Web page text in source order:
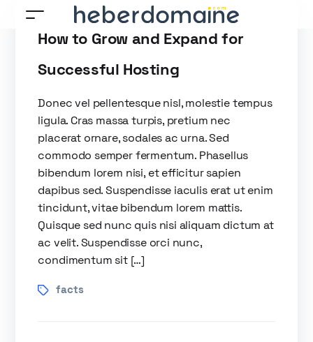
How to Grow and Expand for
Successful Hosting
Donec vel pellentesque nisl, molestie tempus
ligula. Cras massa turpis, pretium nec
placerat ornare, sodales ac urna. Sed
commodo semper fermentum. Phasellus
bibendum lorem nisi, et efficitur sapien
dapibus sed. Suspendisse iaculis erat ut enim
tincidunt, vitae bibendum lorem mattis.
Quisque sed nunc quis nisi aliquam dictum at
ac velit. Suspendisse orci nunc,
condimentum sit […]
facts